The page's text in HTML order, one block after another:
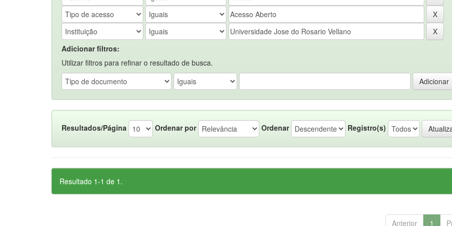
Adicionar filtros:
Utilizar filtros para refinar o resultado de busca.
Resultados/Página Ordenar por Ordenar Registro(s)
Resultado 1-1 de 1.
Anterior 1